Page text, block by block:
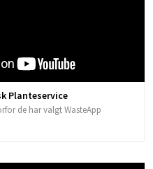
Planteservice
de har valgt WasteApp